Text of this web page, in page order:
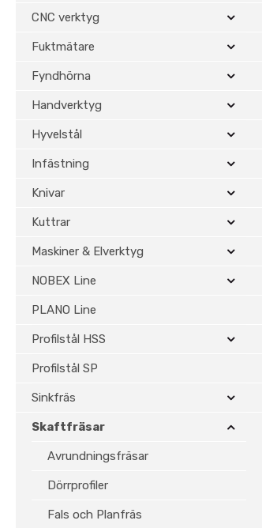
CNC verktyg
Fuktmätare
Fyndhörna
Handverktyg
Hyvelstål
Infästning
Knivar
Kuttrar
Maskiner & Elverktyg
NOBEX Line
PLANO Line
Profilstål HSS
Profilstål SP
Sinkfräs
Skaftfräsar
Avrundningsfräsar
Dörrprofiler
Fals och Planfräs